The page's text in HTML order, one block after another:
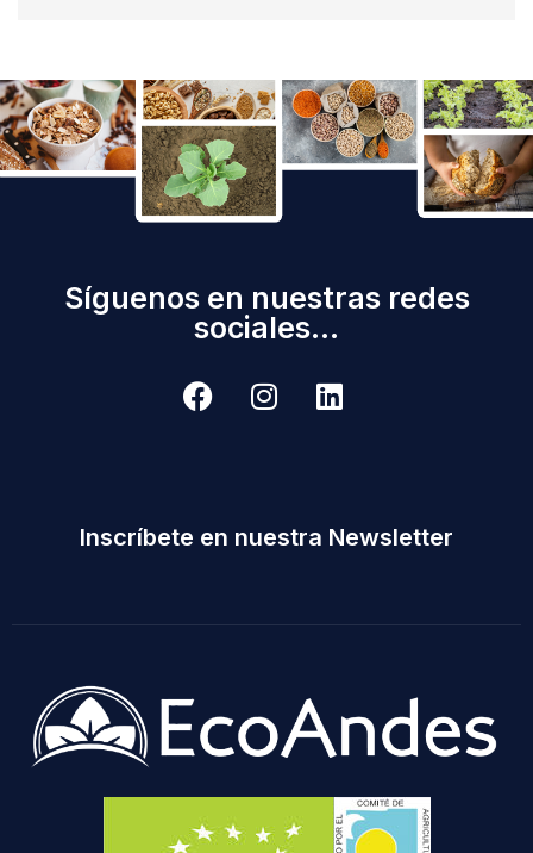
Síguenos en nuestras redes
sociales...
Inscríbete en nuestra Newsletter